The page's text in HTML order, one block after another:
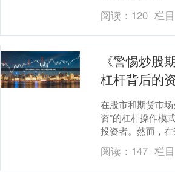
金融精英正研究着
这两个看似平....
阅读： 120 栏目
《警惕炒股
杠杆背后的
在股市和期货市
资”的杠杆操作模
投资者。然而，
器”背后怎么配资
险陷阱。....
阅读： 147 栏目